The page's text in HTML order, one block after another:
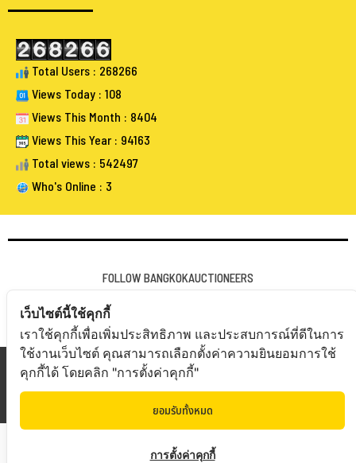
Total Users : 268266
Views Today : 108
Views This Month : 8404
Views This Year : 94163
Total views : 542497
Who's Online : 3
FOLLOW BANGKOKAUCTIONEERS
Copyright © 2019 Bangkokauctioneers | Credits
Powered by Bangkokauctioneers
เว็บไซต์นี้ใช้คุกกี้
เราใช้คุกกี้เพื่อเพิ่มประสิทธิภาพ และประสบการณ์ที่ดีในการ
ใช้งานเว็บไซต์ คุณสามารถเลือกตั้งค่าความยินยอมการใช้
คุกกี้ได้ โดยคลิก "การตั้งค่าคุกกี้"
ยอมรับทั้งหมด
การตั้งค่าคุกกี้